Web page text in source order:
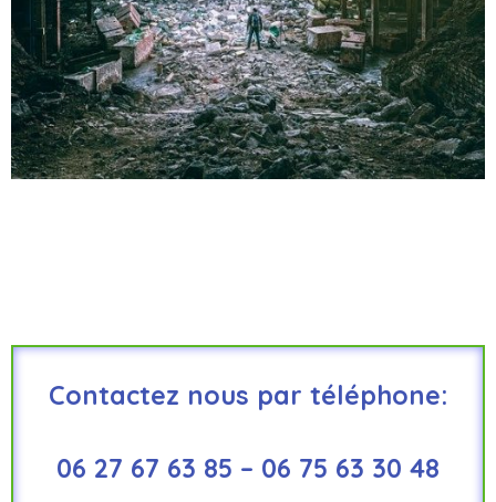
Contactez nous par téléphone:
06 27 67 63 85 – 06 75 63 30 48